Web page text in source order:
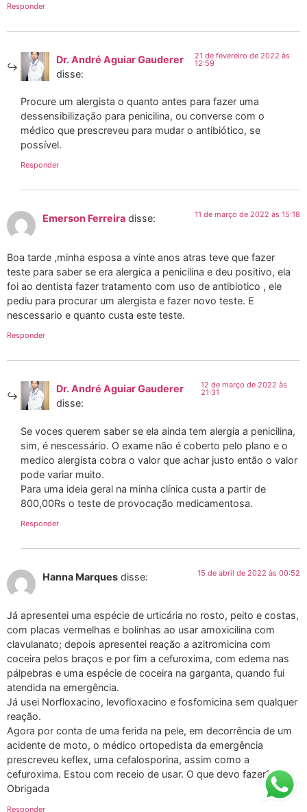
Responder
Dr. André Aguiar Gauderer
disse:
21 de fevereiro de 2022 às
12:59
Procure um alergista o quanto antes para fazer uma
dessensibilização para penicilina, ou converse com o
médico que prescreveu para mudar o antibiótico, se
possível.
Responder
Emerson Ferreira disse: 11 de março de 2022 às 15:18
Boa tarde ,minha esposa a vinte anos atras teve que fazer
teste para saber se era alergica a penicilina e deu positivo, ela
foi ao dentista fazer tratamento com uso de antibiotico , ele
pediu para procurar um alergista e fazer novo teste. E
nescessario e quanto custa este teste.
Responder
Dr. André Aguiar Gauderer
disse:
12 de março de 2022 às
21:31
Se voces querem saber se ela ainda tem alergia a penicilina,
sim, é nescessário. O exame não é coberto pelo plano e o
medico alergista cobra o valor que achar justo então o valor
pode variar muito.
Para uma ideia geral na minha clínica custa a partir de
800,00Rs o teste de provocação medicamentosa.
Responder
Hanna Marques disse: 15 de abril de 2022 às 00:52
Já apresentei uma espécie de urticária no rosto, peito e costas,
com placas vermelhas e bolinhas ao usar amoxicilina com
clavulanato; depois apresentei reação a azitromicina com
coceira pelos braços e por fim a cefuroxima, com edema nas
pálpebras e uma espécie de coceira na garganta, quando fui
atendida na emergência.
Já usei Norfloxacino, levofloxacino e fosfomicina sem qualquer
reação.
Agora por conta de uma ferida na pele, em decorrência de um
acidente de moto, o médico ortopedista da emergência
prescreveu keflex, uma cefalosporina, assim como a
cefuroxima. Estou com receio de usar. O que devo fazer?
Obrigada
Responder